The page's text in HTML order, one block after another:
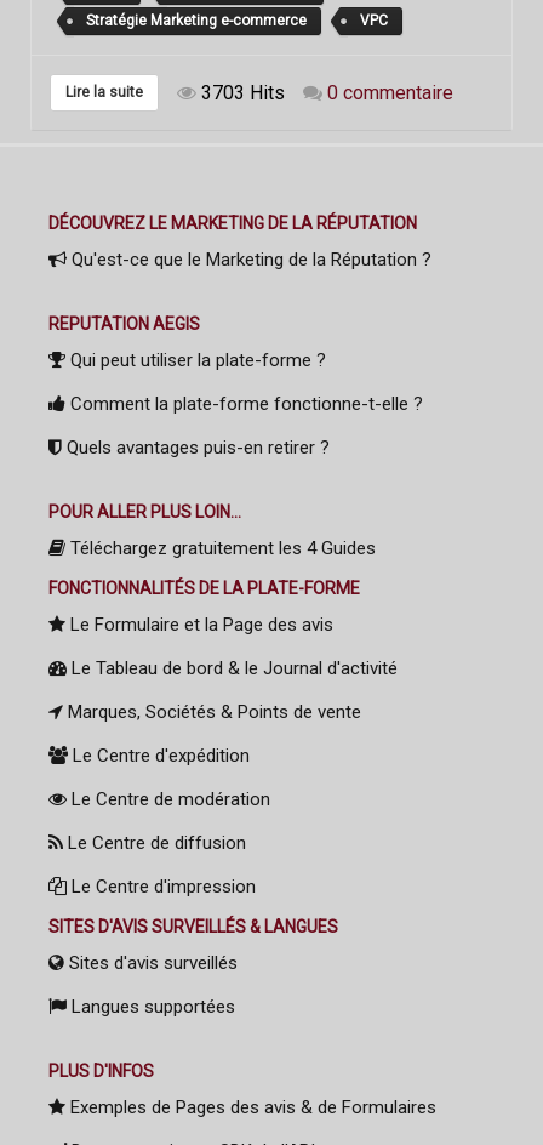
Stratégie Marketing e-commerce
VPC
Lire la suite 3703 Hits 0 commentaire
DÉCOUVREZ LE MARKETING DE LA RÉPUTATION
Qu'est-ce que le Marketing de la Réputation ?
REPUTATION AEGIS
Qui peut utiliser la plate-forme ?
Comment la plate-forme fonctionne-t-elle ?
Quels avantages puis-en retirer ?
POUR ALLER PLUS LOIN...
Téléchargez gratuitement les 4 Guides
FONCTIONNALITÉS DE LA PLATE-FORME
Le Formulaire et la Page des avis
Le Tableau de bord & le Journal d'activité
Marques, Sociétés & Points de vente
Le Centre d'expédition
Le Centre de modération
Le Centre de diffusion
Le Centre d'impression
SITES D'AVIS SURVEILLÉS & LANGUES
Sites d'avis surveillés
Langues supportées
PLUS D'INFOS
Exemples de Pages des avis & de Formulaires